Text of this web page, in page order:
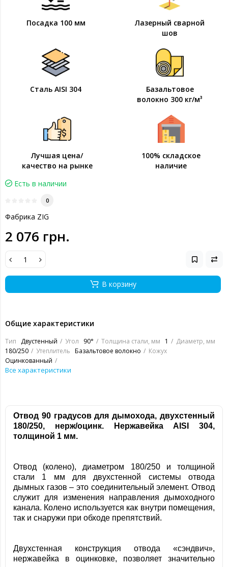
Посадка 100 мм
Лазерный сварной
шов
Сталь AISI 304
Базальтовое
волокно 300 кг/м³
Лучшая цена/
качество на рынке
100% складское
наличие
Есть в наличии
0
Фабрика ZIG
2 076 грн.
В корзину
Общие характеристики
Тип Двустенный Угол 90° Толщина стали, мм 1
Диаметр, мм
180/250
Утеплитель Базальтовое волокно
Кожух
Оцинкованный
Все характеристики
Отвод 90 градусов для дымохода, двухстенный
180/250, нерж/оцинк. НержавейкаAISI 304,
толщиной 1 мм.
Отвод (колено), диаметром 180/250 и толщиной
стали 1 мм для двухстенной системы отвода
дымных газов – это соединительный элемент. Отвод
служит для изменения направления дымоходного
канала. Колено используется как внутри помещения,
так и снаружи при обходе препятствий.
Двухстенная конструкция отвода «сэндвич»,
нержавейка в оцинковке, позволяет значительно